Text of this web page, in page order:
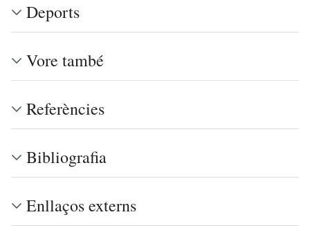
Deports
Vore també
Referències
Bibliografia
Enllaços externs